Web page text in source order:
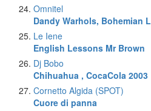
Omnitel
Dandy Warhols, Bohemian L
Le Iene
English Lessons Mr Brown
Dj Bobo
Chihuahua , CocaCola 2003
Cornetto Algida (SPOT)
Cuore di panna